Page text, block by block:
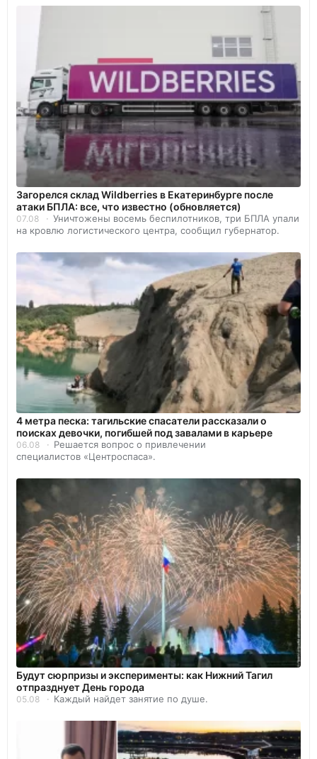
Загорелся склад Wildberries в Екатеринбурге после
атаки БПЛА: все, что известно (обновляется)
07.08
Уничтожены восемь беспилотников, три БПЛА упали
на кровлю логистического центра, сообщил губернатор.
4 метра песка: тагильские спасатели рассказали о
поисках девочки, погибшей под завалами в карьере
06.08
Решается вопрос о привлечении
специалистов «Центроспаса».
Будут сюрпризы и эксперименты: как Нижний Тагил
отпразднует День города
05.08 Каждый найдет занятие по душе.